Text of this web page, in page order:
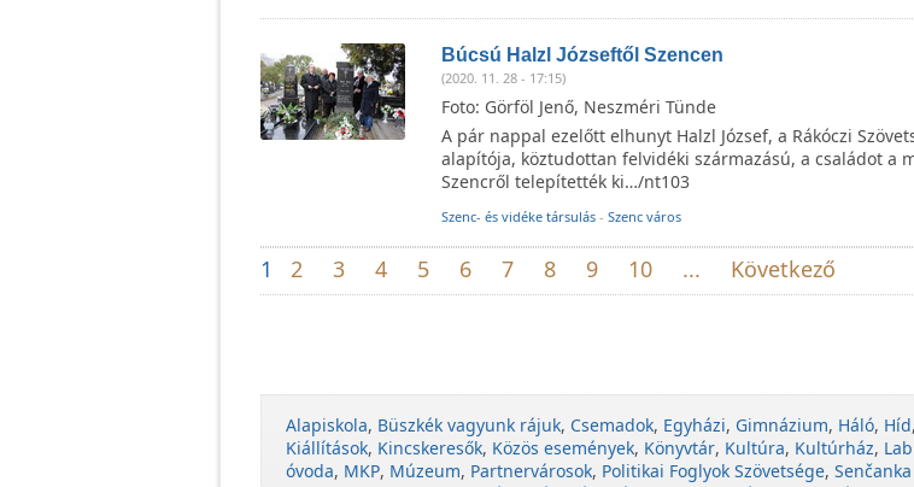
Búcsú Halzl Józseftől Szencen
(2020. 11. 28 - 17:15)
Foto: Görföl Jenő, Neszméri Tünde
A pár nappal ezelőtt elhunyt Halzl József, a Rákóczi
alapítója, köztudottan felvidéki származású, a családot a
Szencről telepítették ki…/nt103
Szenc- és vidéke társulás- Szenc város
1 2 3 4 5 6 7 8 9 10 ... Következő
Alapiskola, Büszkék vagyunk rájuk, Csemadok, Egyházi, Gimnázium, Háló, Híd,
Kiállítások, Kincskeresők, Közös események, Könyvtár, Kultúra, Kultúrház,
óvoda, MKP, Múzeum, Partnervárosok, Politikai Foglyok Szövetsége,